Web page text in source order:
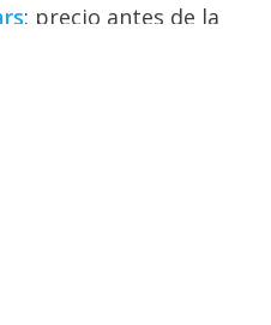
: precio antes de la